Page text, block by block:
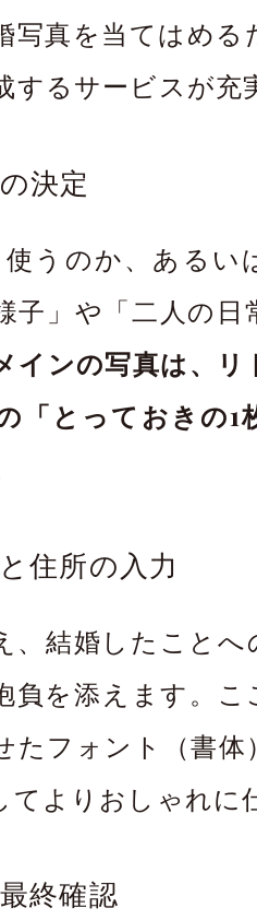
写真を当てはめる
するサービスが充
決定
うのか、あるい
子」や「二人の日
インの写真は、
「とっておきの1
住所の入力
、結婚したことへ
負を添えます。こ
たフォント（書体
てよりおしゃれに
終確認